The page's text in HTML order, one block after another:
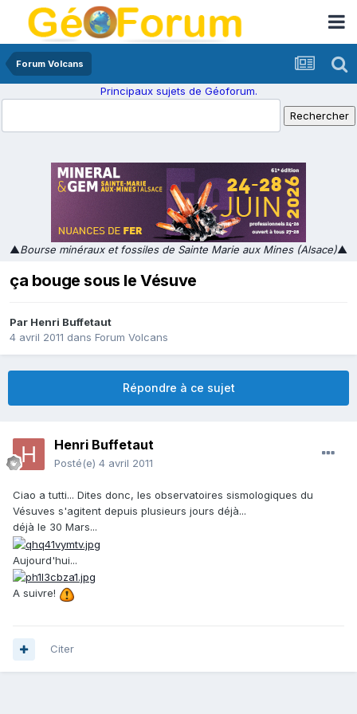
Forum Volcans
Principaux sujets de Géoforum.
▲Bourse minéraux et fossiles de Sainte Marie aux Mines (Alsace)▲
ça bouge sous le Vésuve
Par Henri Buffetaut
4 avril 2011 dans Forum Volcans
Répondre à ce sujet
Henri Buffetaut
Posté(e) 4 avril 2011
Ciao a tutti... Dites donc, les observatoires sismologiques du
Vésuves s'agitent depuis plusieurs jours déjà...
déjà le 30 Mars...
Aujourd'hui...
A suivre!
Citer